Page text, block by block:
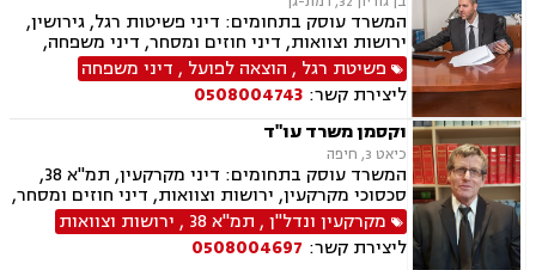
המשרד עוסק בתחומים: דיני פשיטות רגל, גירושין,
ירושות וצוואות, דיני חוזים ומסחר, דיני משפחה,
הוצאה לפועל, אבהות , אפוטרופסות, ליטיגציה, לשון
הרע, מזונות, משפט אזרחי , נישואים אזרחיים, סדר
דין אזרחי וראיות, ערבויות ושטרות , פינוי מושכר,
צווי מניעה, חדלות פירעון.
פשיטת רגל , הוצאה לפועל , דיני משפחה
ליצירת קשר: 0508004743
וקסמן משרד עו"ד
כיאט 3, חיפה
המשרד עוסק בתחומים: דיני מקרקעין, תמ"א 38,
סכסוכי מקרקעין, ירושות וצוואות, דיני חוזים ומסחר,
עסקאות מכר דירה, מיסוי נדל"ן, נדל"ן, דיור מוגן.
מקרקעין ונדל"ן, תמ"א 38 , ירושות וצוואות
ליצירת קשר: 0508004697